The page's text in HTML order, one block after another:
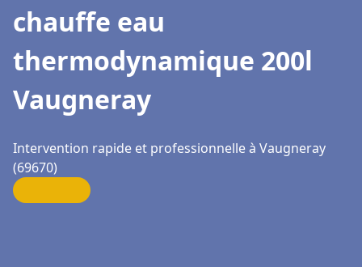
chauffe eau
thermodynamique 200l
Vaugneray
Intervention rapide et professionnelle à Vaugneray
(69670)